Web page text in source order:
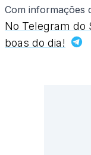
Com informações
No Telegram do
boas do dia!